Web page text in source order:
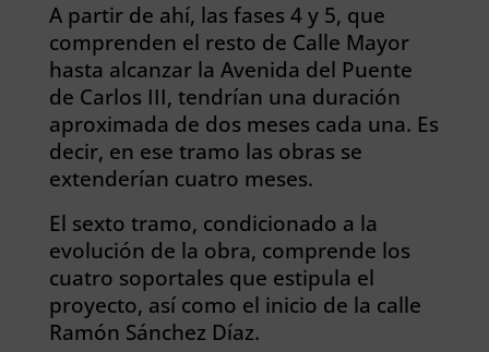
A partir de ahí, las fases 4 y 5, que
comprenden el resto de Calle Mayor
hasta alcanzar la Avenida del Puente
de Carlos III, tendrían una duración
aproximada de dos meses cada una. Es
decir, en ese tramo las obras se
extenderían cuatro meses.
El sexto tramo, condicionado a la
evolución de la obra, comprende los
cuatro soportales que estipula el
proyecto, así como el inicio de la calle
Ramón Sánchez Díaz.